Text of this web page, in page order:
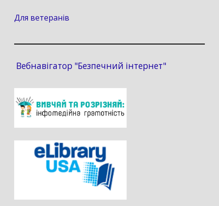
Для ветеранів
Вебнавігатор "Безпечний інтернет"